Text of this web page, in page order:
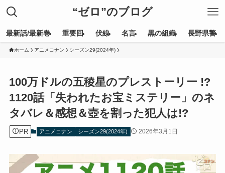
“ゼロ”のブログ
最新話/最新巻 重要回 伏線 名言 黒の組織 長野県警
ホーム アニメコナン シーズン29(2024年)
100万ドルの五稜星のプレストーリー !?
1120話「失われたお宝ミステリー」のネ
タバレ＆感想＆壺を割った犯人は!?
PR アニメコナン シーズン29(2024年) 2026年3月1日